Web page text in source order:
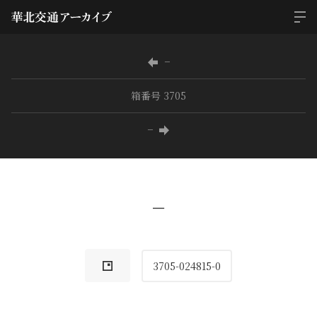
−
箱番号 3705
−
−
3705-024815-0